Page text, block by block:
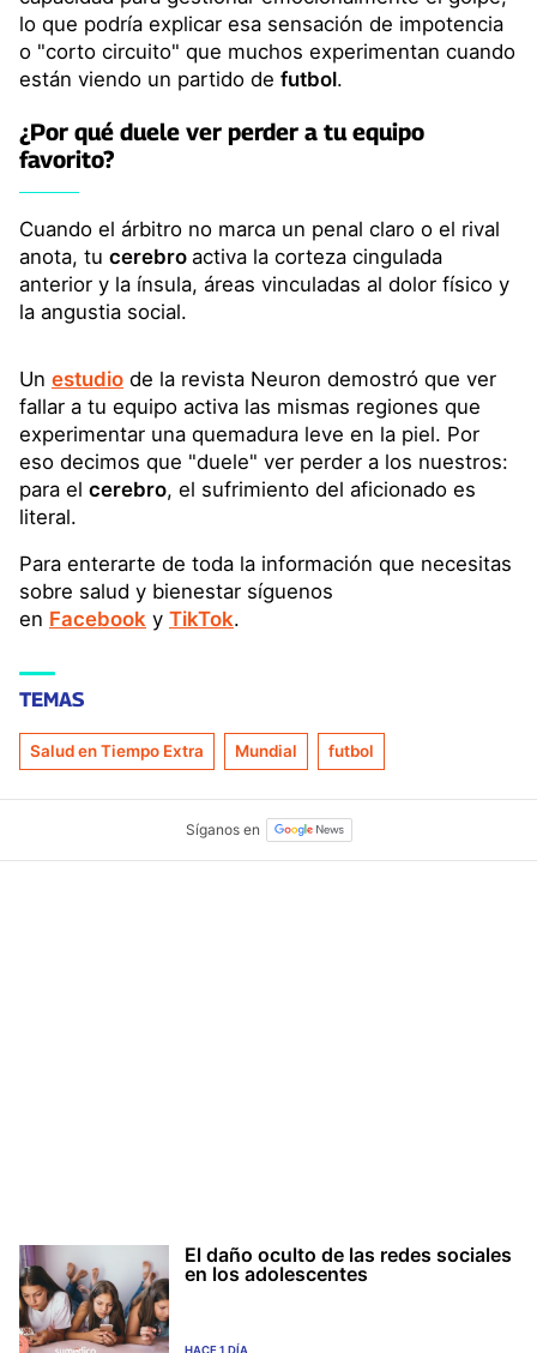
lo que podría explicar esa sensación de impotencia
o "corto circuito" que muchos experimentan cuando
están viendo un partido de futbol.
¿Por qué duele ver perder a tu equipo
favorito?
Cuando el árbitro no marca un penal claro o el rival
anota, tu cerebro activa la corteza cingulada
anterior y la ínsula, áreas vinculadas al dolor físico y
la angustia social.
Un estudio de la revista Neuron demostró que ver
fallar a tu equipo activa las mismas regiones que
experimentar una quemadura leve en la piel. Por
eso decimos que "duele" ver perder a los nuestros:
para el cerebro, el sufrimiento del aficionado es
literal.
Para enterarte de toda la información que necesitas
sobre salud y bienestar síguenos
en Facebook y TikTok.
TEMAS
Salud en Tiempo Extra Mundial futbol
El daño oculto de las redes sociales
en los adolescentes
HACE 1 DÍA